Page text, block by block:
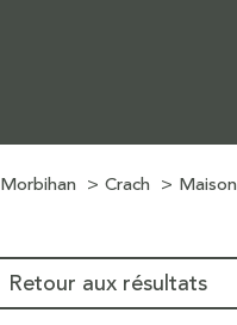
Morbihan Crach Maison
Retour aux résultats